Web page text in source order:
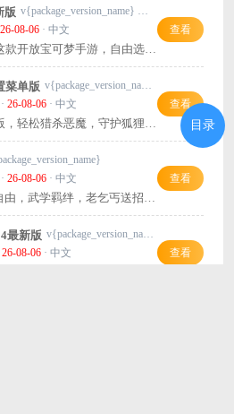
版
v{package_version_name} 安卓版
26-08-06· 中文
款开放宝可梦手游，自由选
来打造你的最强战队！
查看
菜单版
v{package_version_name} 手机版
26-08-06· 中文
，轻松猎杀恶魔，守护狐狸兽
查看
26-08-06· 中文
由，武学羁绊，老乞丐送招，
查看
最新版
v{package_version_name} 官方版
26-08-06· 中文 查看
目录